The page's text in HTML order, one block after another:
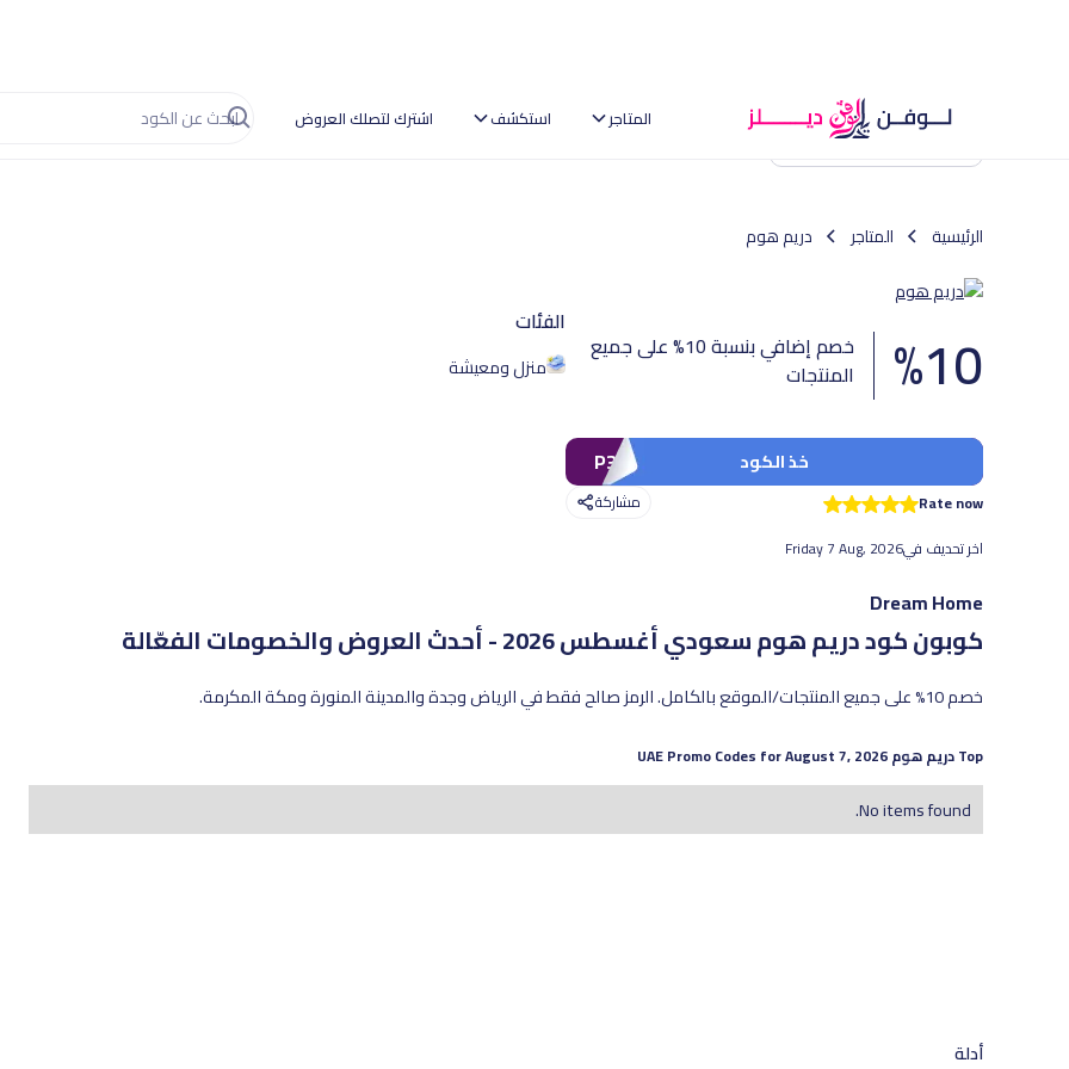
المتاجر استكشف اشترك لتصلك العروض
العودة إلى الصفحة الرئيسية
الرئيسية المتاجر دريم هوم
10
%
خصم إضافي بنسبة 10% على جميع
المنتجات
P38 خذ الكود
Rate now
مشاركة
اخر تحديف فيFriday 7 Aug, 2026
الفئات
منزل ومعيشة
Dream Home
كوبون كود دريم هوم سعوديأغسطس 2026 - أحدث العروض والخصومات الفعّالة
خصم 10% على جميع المنتجات/الموقع بالكامل. الرمز صالح فقط في الرياض وجدة والمدينة المنورة ومكة المكرمة.
Topدريم هومAugust 7, 2026
No items found.
أدلة